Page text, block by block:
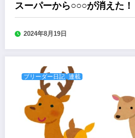
スーパーから○○○が消えた！
2024年8月19日
ブリーダー日記 連載